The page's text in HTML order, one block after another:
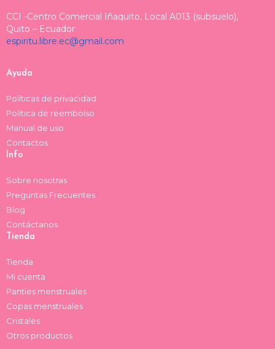
t
a
g
a
t
o
k
e
d
e
CCI -Centro Comercial Iñaquito, Local A013 (subsuelo),
Quito – Ecuador
espiritu.libre.ec@gmail.com
Ayuda
Políticas de privacidad
Política de reembolso
Manual de uso
Contactos
Info
Sobre nosotras
Preguntas Frecuentes
Blog
Contáctanos
Tienda
Tienda
Mi cuenta
Panties menstruales
Copas menstruales
Cristales
Otros productos